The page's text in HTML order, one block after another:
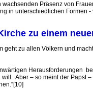
Präsenz von
in unterschiedlichen Formen
zu einem
geht zu allen Völkern und
Herausforderungen
Aber – so meint der